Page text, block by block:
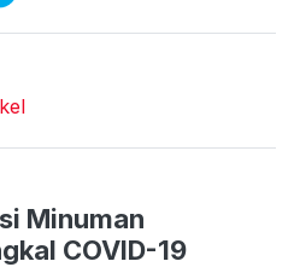
Minuman
COVID-19